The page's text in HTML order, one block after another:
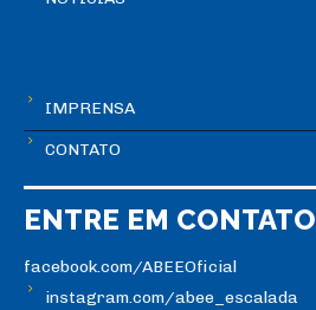
IMPRENSA
CONTATO
ENTRE EM CONTATO
facebook.com/ABEEOficial
instagram.com/abee_escalada